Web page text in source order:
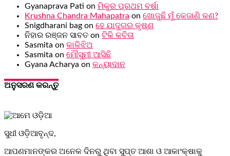
Gyanaprava Pati on ମିକୁର ପ୍ରଥମ ବର୍ଷା
Krushna Chandra Mahapatra on ଖୋଜୁଛି ମୁଁ କେଜାଣି କଣ?
Snigdharani bag on ହେ ଯାଦୁଗର କୃଷ୍ଣ
ନିହାର ରଞ୍ଜନ ସାବତ on ଟିକି କବିତା
Sasmita on କାଳିଝିଅ
Sasmita on ମୌସୁମୀ ଆସିଛି
Gyana Acharya on କନ୍ୟାଦାନ
ଅନୁସରଣ କରନ୍ତୁ
ସୁଧୀ ଓଡ଼ିଆବୃନ୍ଦ,
ଆପଣମାନଙ୍କର ଅନେକ ଦିନରୁ ଥିବା ସୁପ୍ତ ଆଶା ଓ ଆକାଂକ୍ଷାକୁ